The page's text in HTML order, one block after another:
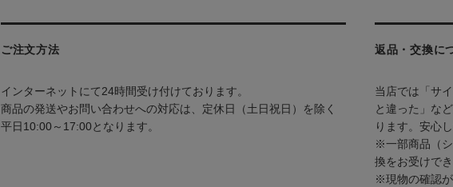
ご注文方法
インターネットにて24時間受け付けております。
商品の発送やお問い合わせへの対応は、定休日（土日祝日）を除く
平日10:00～17:00となります。
返品・交換に
当店では「サ
と違った」な
ります。安心
※一部商品（
換をお受けでき
※現物の確認